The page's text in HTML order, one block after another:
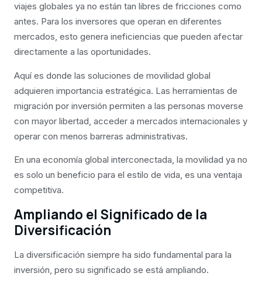
viajes globales ya no están tan libres de fricciones como
antes. Para los inversores que operan en diferentes
mercados, esto genera ineficiencias que pueden afectar
directamente a las oportunidades.
Aquí es donde las soluciones de movilidad global
adquieren importancia estratégica. Las herramientas de
migración por inversión permiten a las personas moverse
con mayor libertad, acceder a mercados internacionales y
operar con menos barreras administrativas.
En una economía global interconectada, la movilidad ya no
es solo un beneficio para el estilo de vida, es una ventaja
competitiva.
Ampliando el Significado de la
Diversificación
La diversificación siempre ha sido fundamental para la
inversión, pero su significado se está ampliando.